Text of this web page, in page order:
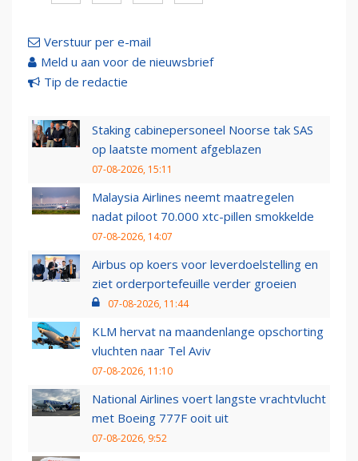
Verstuur per e-mail
Meld u aan voor de nieuwsbrief
Tip de redactie
Staking cabinepersoneel Noorse tak SAS
op laatste moment afgeblazen
07-08-2026, 15:11
Malaysia Airlines neemt maatregelen
nadat piloot 70.000 xtc-pillen smokkelde
07-08-2026, 14:07
Airbus op koers voor leverdoelstelling en
ziet orderportefeuille verder groeien
07-08-2026, 11:44
KLM hervat na maandenlange opschorting
vluchten naar Tel Aviv
07-08-2026, 11:10
National Airlines voert langste vrachtvlucht
met Boeing 777F ooit uit
07-08-2026, 9:52